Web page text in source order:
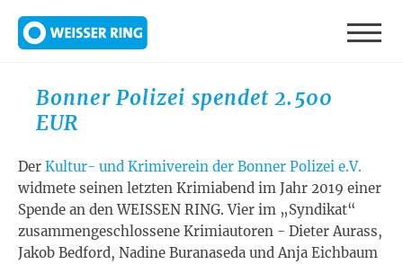
Bonner Polizei spendet 2.500
EUR
Der Kultur- und Krimiverein der Bonner Polizei e.V.
widmete seinen letzten Krimiabend im Jahr 2019 einer
Spende an den WEISSEN RING. Vier im „Syndikat“
zusammengeschlossene Krimiautoren - Dieter Aurass,
Jakob Bedford, Nadine Buranaseda und Anja Eichbaum